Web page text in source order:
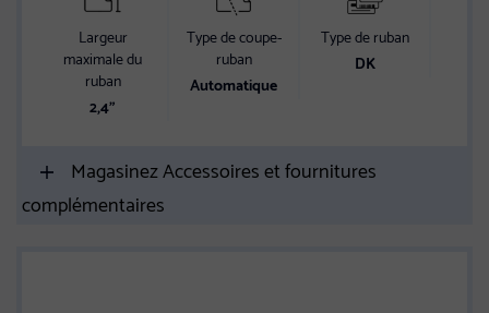
Largeur
maximale du
ruban
2,4"
Type de coupe-
ruban
Automatique
Type de ruban
DK
Magasinez Accessoires et fournitures
complémentaires